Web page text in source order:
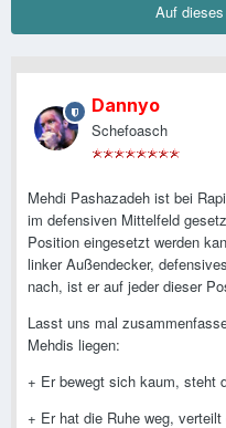
Auf
Dannyo
Schefoasch
Mehdi Pashazadeh ist bei
im defensiven Mittelfeld
Position eingesetzt werden
linker Außendecker,
nach, ist er auf jeder dieser
Lasst uns mal
Mehdis liegen:
+ Er bewegt sich kaum, steht
+ Er hat die Ruhe weg,